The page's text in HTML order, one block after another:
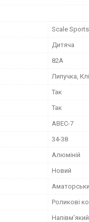
Scale Sports
Дитяча
82А
Липучка,
Так
Так
ABEC-7
34-38
Алюміній
Новий
Роликові
Напівм'який